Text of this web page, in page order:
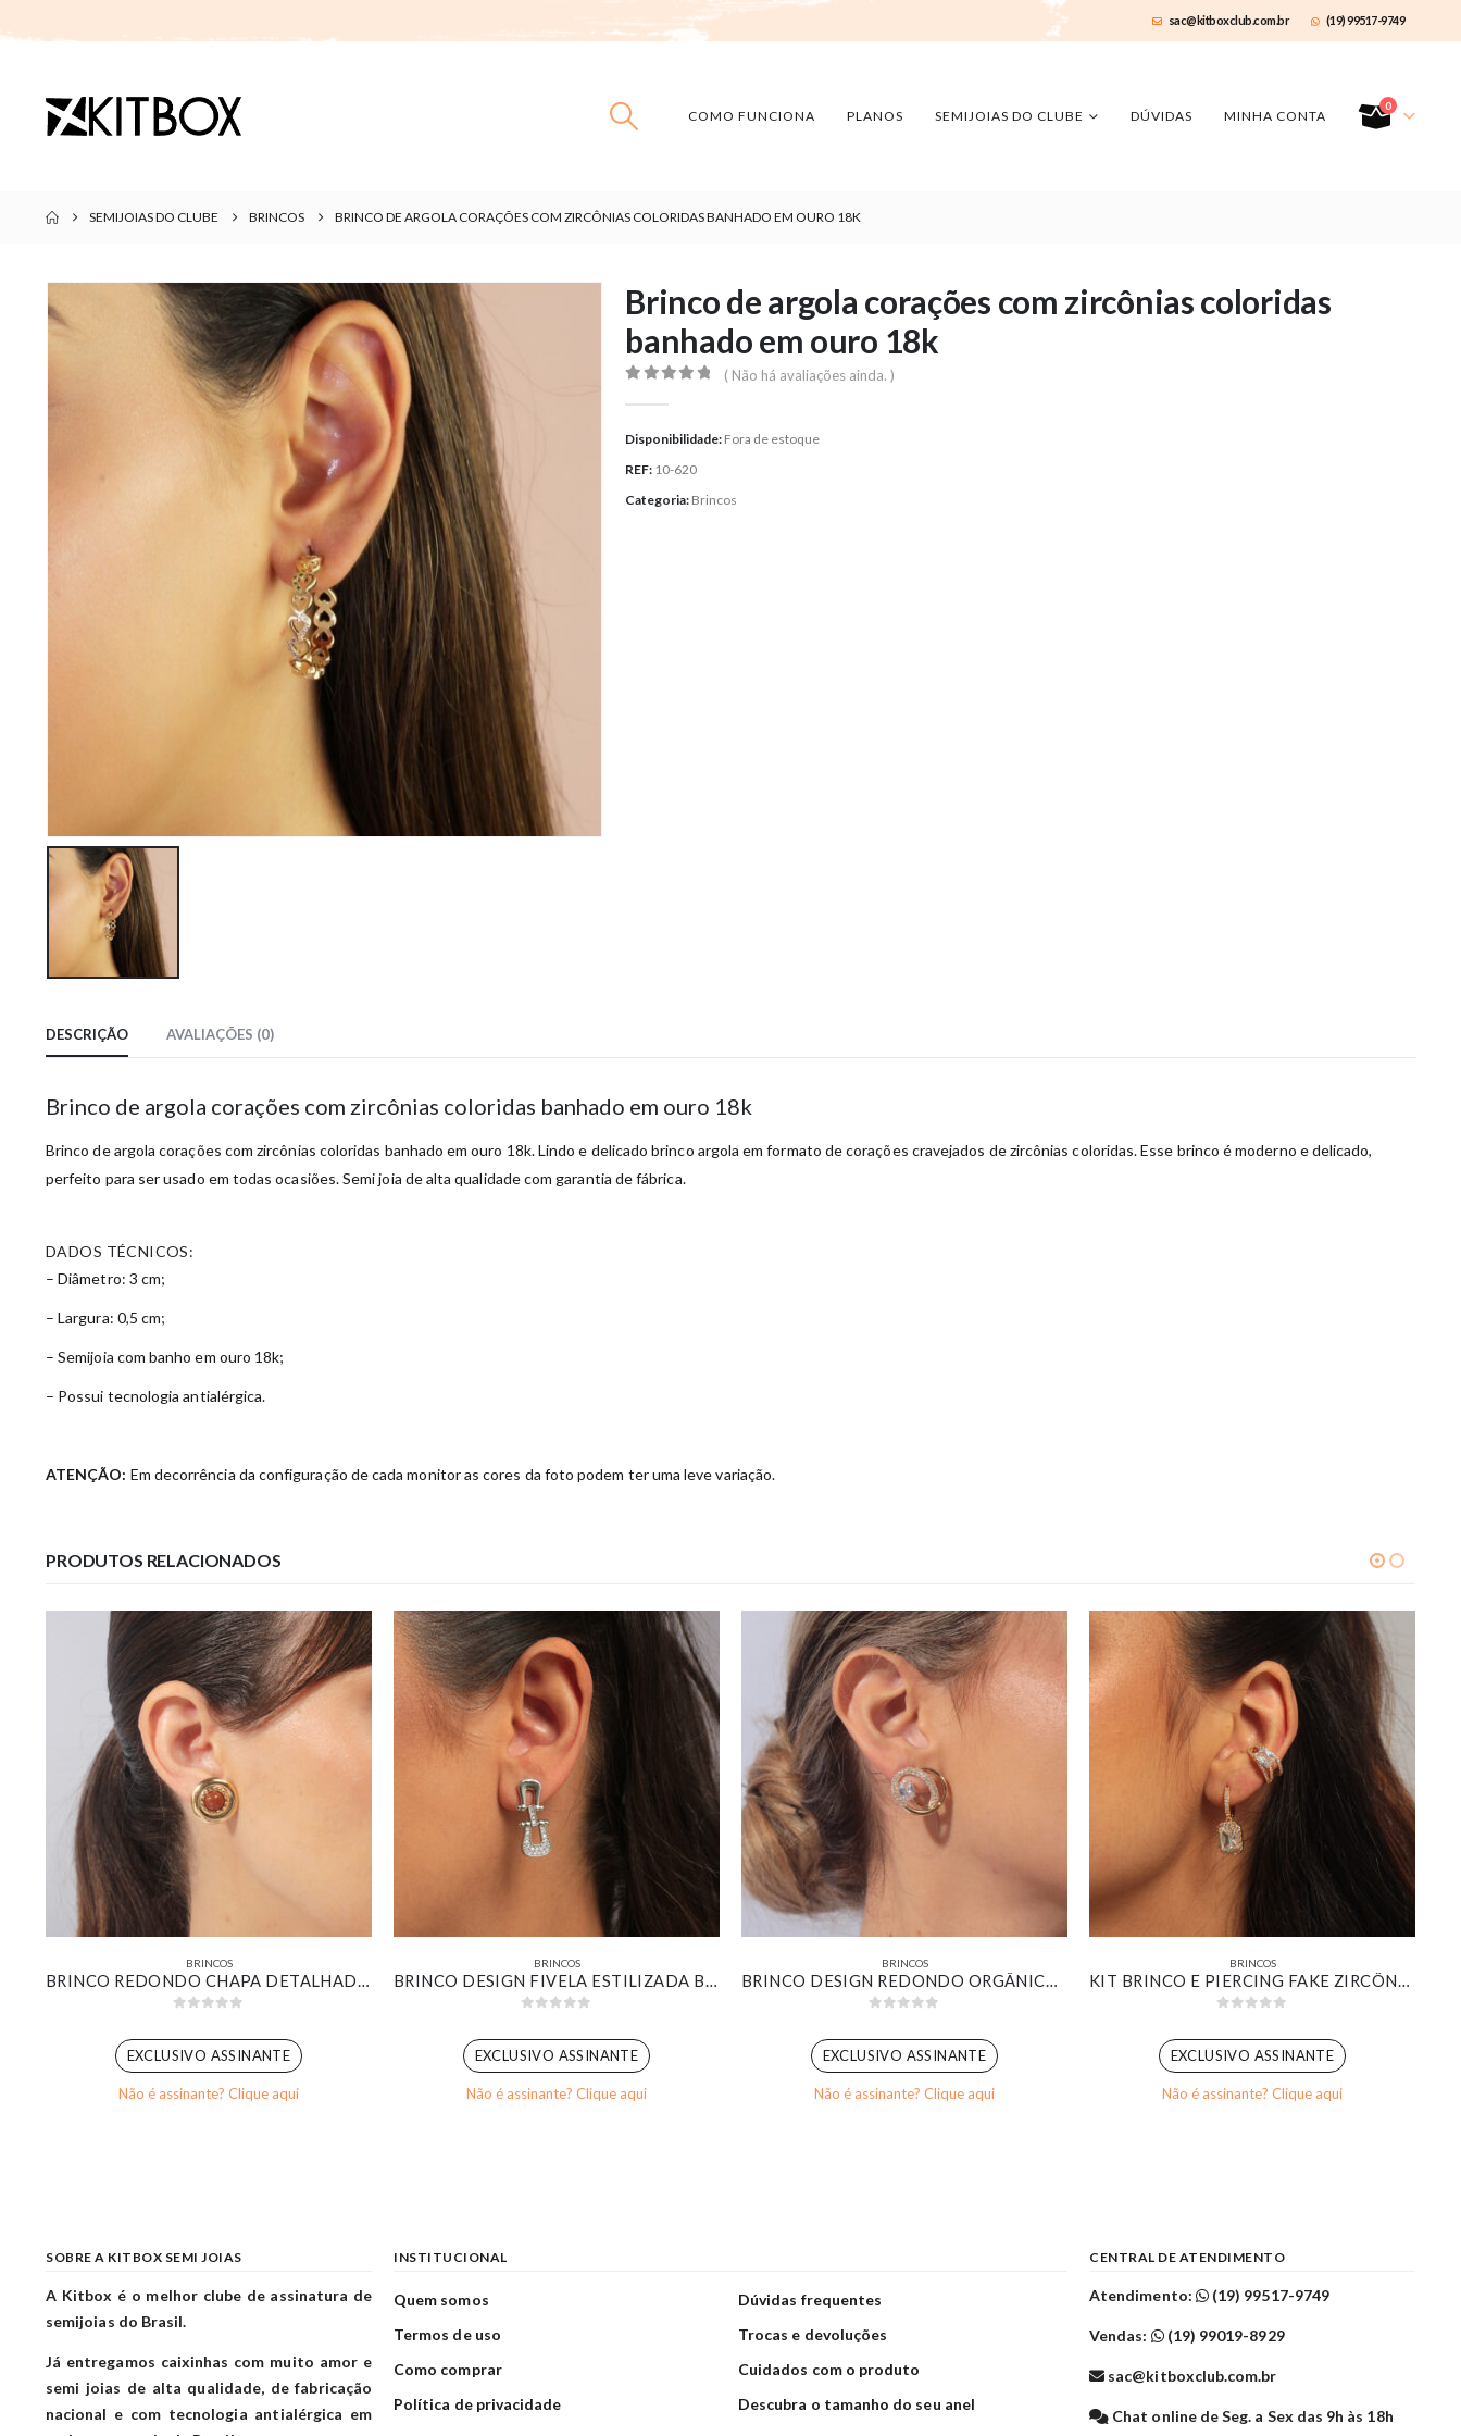
sac@kitboxclub.com.br (19) 99517-9749
COMO FUNCIONA PLANOS SEMIJOIAS DO CLUBE DÚVIDAS MINHA CONTA
0
SEMIJOIAS DO CLUBE BRINCOS BRINCO DE ARGOLA CORAÇÕES COM ZIRCÔNIAS COLORIDAS BANHADO EM OURO 18K
Brinco de argola corações com zircônias coloridas
banhado em ouro 18k
( Não há avaliações ainda. )
Disponibilidade: Fora de estoque
REF: 10-620
Categoria: Brincos
DESCRIÇÃO AVALIAÇÕES (0)
Brinco de argola corações com zircônias coloridas banhado em ouro 18k
Brinco de argola corações com zircônias coloridas banhado em ouro 18k. Lindo e delicado brinco argola em formato de corações cravejados de zircônias coloridas. Esse brinco é moderno e delicado,
perfeito para ser usado em todas ocasiões. Semi joia de alta qualidade com garantia de fábrica.
DADOS TÉCNICOS:
– Diâmetro: 3 cm;
– Largura: 0,5 cm;
– Semijoia com banho em ouro 18k;
– Possui tecnologia antialérgica.
ATENÇÃO: Em decorrência da configuração de cada monitor as cores da foto podem ter uma leve variação.
PRODUTOS RELACIONADOS
BRINCOS
BRINCO REDONDO CHAPA DETALHADA COM PEDRA MARROM BANHADO EM OURO 18K
EXCLUSIVO ASSINANTE
Não é assinante? Clique aqui
BRINCOS
BRINCO DESIGN FIVELA ESTILIZADA BANHADO EM OURO BRANCO
EXCLUSIVO ASSINANTE
Não é assinante? Clique aqui
BRINCOS
BRINCO DESIGN REDONDO ORGÂNICO COM ZIRCÔNIA CRISTAL LISO E CRAVEJADO BANHADO EM OURO 18K
EXCLUSIVO ASSINANTE
Não é assinante? Clique aqui
BRINCOS
KIT BRINCO E PIERCING FAKE ZIRCÔNIA RETANGULAR CRISTAL CRAVEJADA BANHADO EM OURO 18K
EXCLUSIVO ASSINANTE
Não é assinante? Clique aqui
SOBRE A KITBOX SEMI JOIAS
A Kitbox é o melhor clube de assinatura de
semijoias do Brasil.
Já entregamos caixinhas com muito amor e
semi joias de alta qualidade, de fabricação
nacional e com tecnologia antialérgica em
INSTITUCIONAL
Quem somos
Termos de uso
Como comprar
Política de privacidade
Dúvidas frequentes
Trocas e devoluções
Cuidados com o produto
Descubra o tamanho do seu anel
CENTRAL DE ATENDIMENTO
Atendimento: (19) 99517-9749
Vendas: (19) 99019-8929
sac@kitboxclub.com.br
Chat online de Seg. a Sex das 9h às 18h